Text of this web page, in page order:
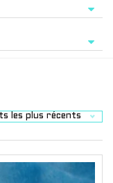
les plus récents